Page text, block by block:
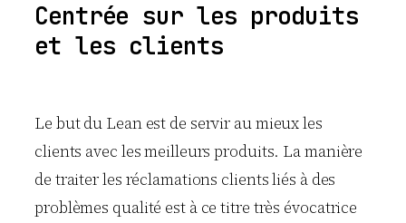
Centrée sur les produits
et les clients
Le but du Lean est de servir au mieux les
clients avec les meilleurs produits. La manière
de traiter les réclamations clients liés à des
problèmes qualité est à ce titre très évocatrice